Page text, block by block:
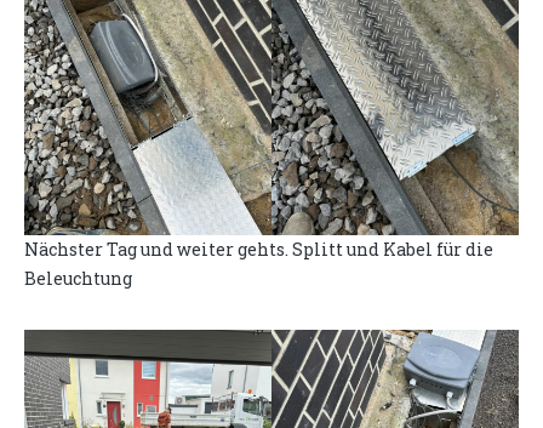
Nächster Tag und weiter gehts. Splitt und Kabel für die
Beleuchtung